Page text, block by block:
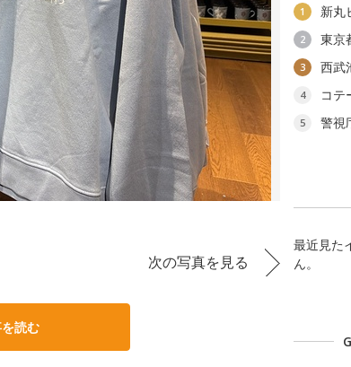
次の写真を見る
読む
1 新丸
2 東京
3 西武
4 コテ
5
警視
最近見た
ん。